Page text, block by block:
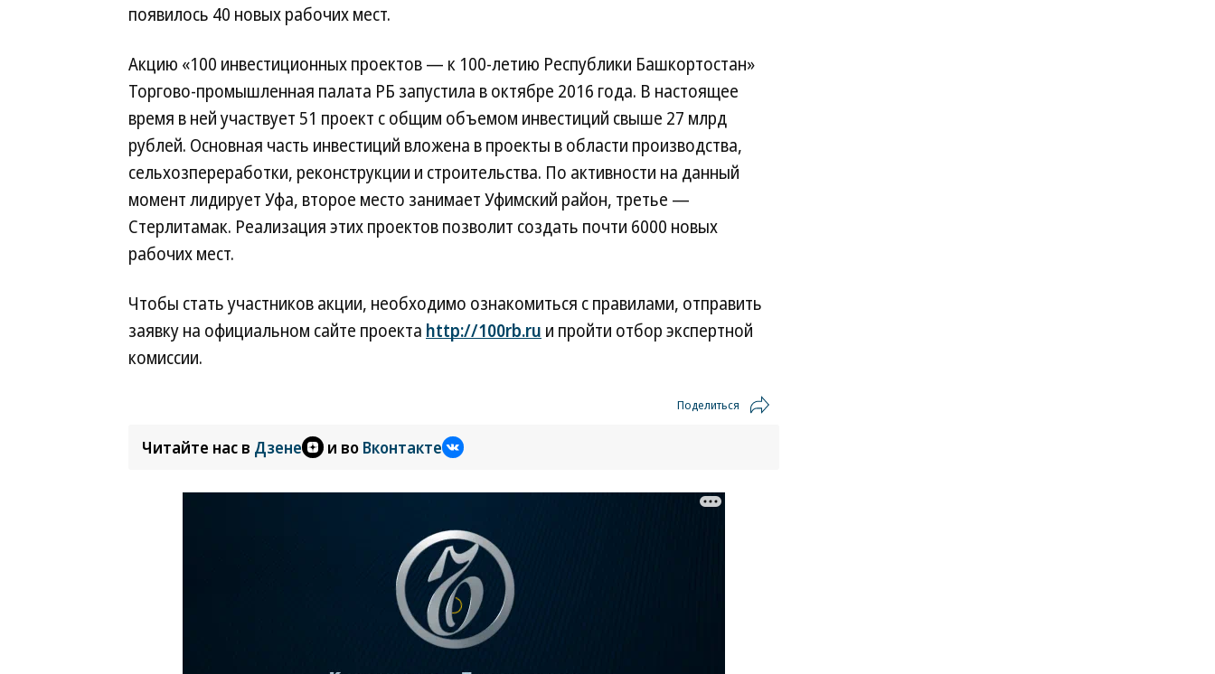
появилось 40 новых рабочих мест.
Акцию «100 инвестиционных проектов — к 100-летию Республики Башкортостан»
Торгово-промышленная палата РБ запустила в октябре 2016 года. В настоящее
время в ней участвует 51 проект с общим объемом инвестиций свыше 27 млрд
рублей. Основная часть инвестиций вложена в проекты в области производства,
сельхозпереработки, реконструкции и строительства. По активности на данный
момент лидирует Уфа, второе место занимает Уфимский район, третье —
Стерлитамак. Реализация этих проектов позволит создать почти 6000 новых
рабочих мест.
Чтобы стать участников акции, необходимо ознакомиться с правилами, отправить
заявку на официальном сайте проекта http://100rb.ru и пройти отбор экспертной
комиссии.
Поделиться
Читайте нас в Дзене и во Вконтакте